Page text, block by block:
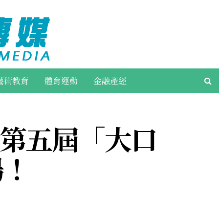
術教育 體育運動 金融產經
五屆「大口